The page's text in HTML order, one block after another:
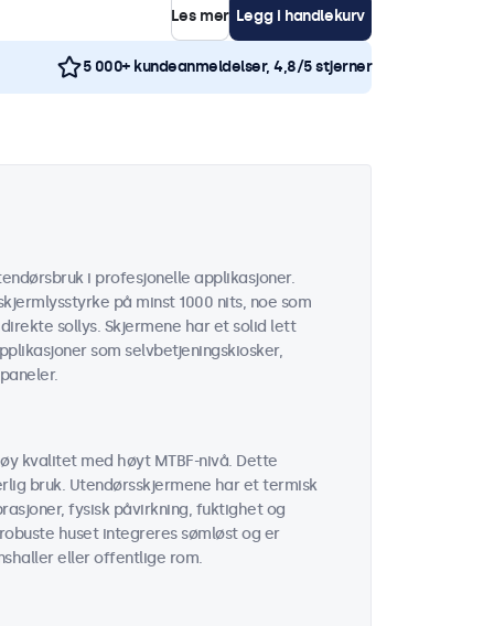
Les mer Legg i handlekurv
5 000+ kundeanmeldelser, 4,8/5 stjerner
i profesjonelle applikasjoner.
på minst 1000 nits, noe som
sollys. Skjermene har et solid lett
som selvbetjeningskiosker,
kvalitet med høyt MTBF-nivå. Dette
bruk. Utendørsskjermene har et termisk
fysisk påvirkning, fuktighet og
huset integreres sømløst og er
eller offentlige rom.